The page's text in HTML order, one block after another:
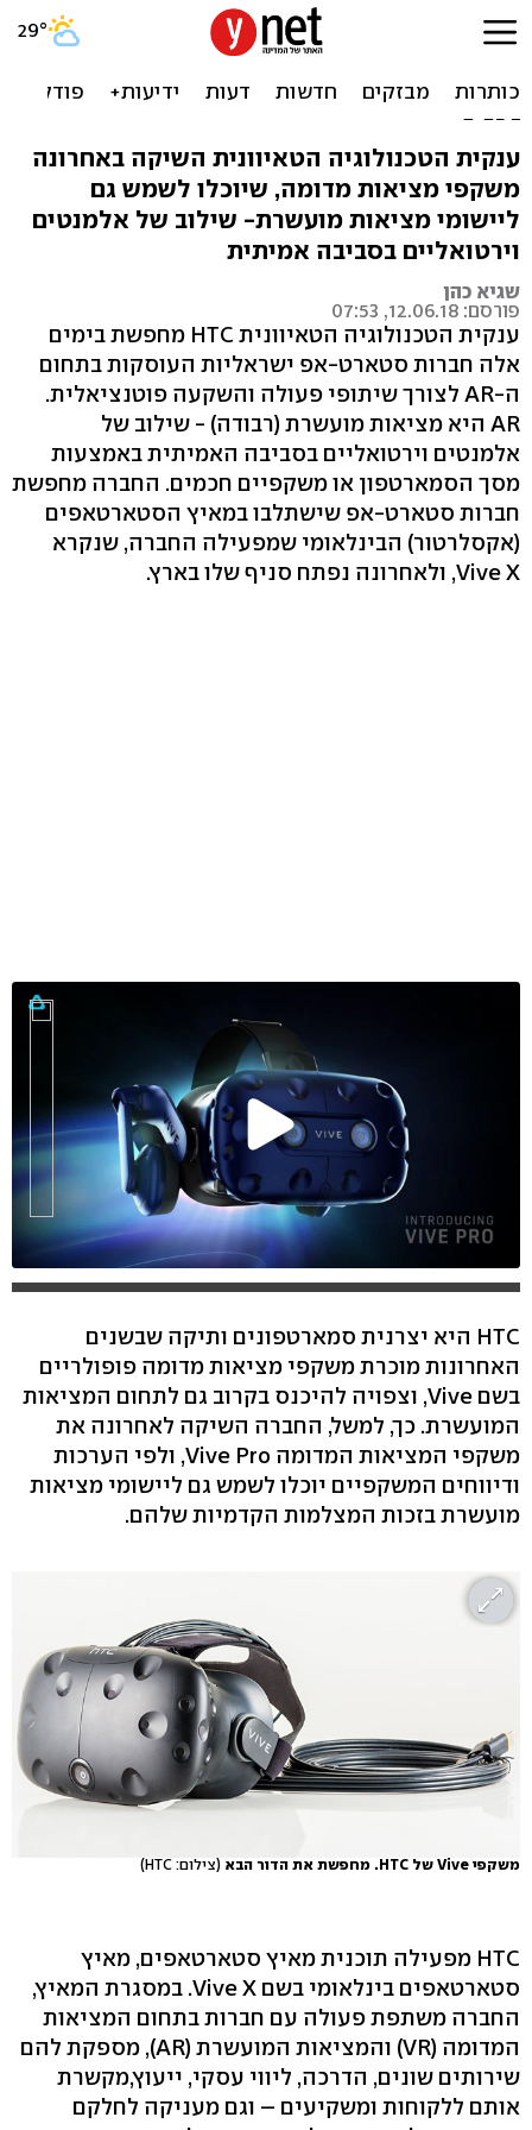
HTC מחפשת בישראל חברות
סטארט-אפ לפיתוח משקפי
AR
ענקית הטכנולוגיה הטאיוונית השיקה באחרונה
משקפי מציאות מדומה, שיוכלו לשמש גם
ליישומי מציאות מועשרת- שילוב של אלמנטים
וירטואליים בסביבה אמיתית
שגיא כהן
פורסם: 12.06.18, 07:53
ענקית הטכנולוגיה הטאיוונית HTC מחפשת בימים
אלה חברות סטארט-אפ ישראליות העוסקות בתחום
ה-AR לצורך שיתופי פעולה והשקעה פוטנציאלית.
AR היא מציאות מועשרת (רבודה) - שילוב של
אלמנטים וירטואליים בסביבה האמיתית באמצעות
מסך הסמארטפון או משקפיים חכמים. החברה מחפשת
חברות סטארט-אפ שישתלבו במאיץ הסטארטאפים
(אקסלרטור) הבינלאומי שמפעילה החברה, שנקרא
Vive X, ולאחרונה נפתח סניף שלו בארץ.
HTC היא יצרנית סמארטפונים ותיקה שבשנים
האחרונות מוכרת משקפי מציאות מדומה פופולריים
בשם Vive, וצפויה להיכנס בקרוב גם לתחום המציאות
המועשרת. כך, למשל, החברה השיקה לאחרונה את
משקפי המציאות המדומה Vive Pro, ולפי הערכות
ודיווחים המשקפיים יוכלו לשמש גם ליישומי מציאות
מועשרת בזכות המצלמות הקדמיות שלהם.
משקפי Vive של HTC. מחפשת את הדור הבא (צילום: HTC)
HTC מפעילה תוכנית מאיץ סטארטאפים, מאיץ
סטארטאפים בינלאומי בשם Vive X. במסגרת המאיץ,
החברה משתפת פעולה עם חברות בתחום המציאות
המדומה (VR) והמציאות המועשרת (AR), מספקת להם
שירותים שונים, הדרכה, ליווי עסקי, ייעוץ,מקשרת
אותם ללקוחות ומשקיעים – וגם מעניקה לחלקם